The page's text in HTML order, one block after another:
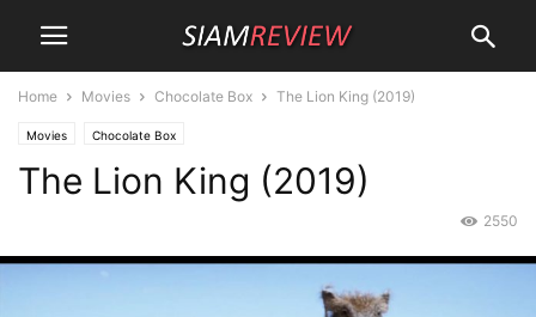
Home Movies Chocolate Box The Lion King (2019)
Movies Chocolate Box
The Lion King (2019)
2550